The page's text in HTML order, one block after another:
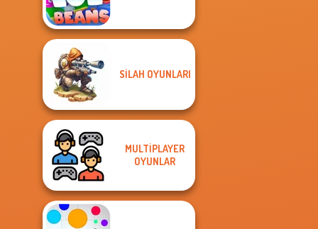
SILAH OYUNLARI
MULTIPLAYER
OYUNLAR